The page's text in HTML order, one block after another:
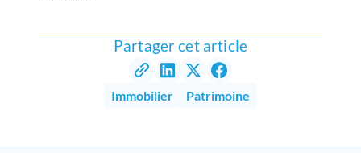
Partager cet article
Immobilier Patrimoine